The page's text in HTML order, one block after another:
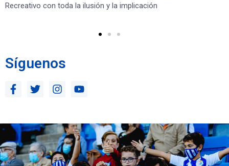
Recreativo con toda la ilusión y la implicación
Síguenos